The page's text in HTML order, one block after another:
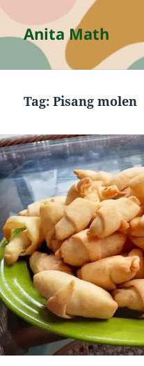
Anita Math
Tag:Pisang molen